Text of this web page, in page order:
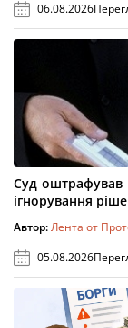
06.08.2026
Суд оштрафував
ігнорування
Автор:Лента от
05.08.2026